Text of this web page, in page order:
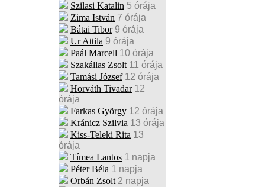
Szilasi Katalin 5 órája
Zima István 7 órája
Bátai Tibor 9 órája
Ur Attila 9 órája
Paál Marcell 10 órája
Szakállas Zsolt 11 órája
Tamási József 12 órája
Horváth Tivadar 12
órája
Farkas György 12 órája
Kránicz Szilvia 13 órája
Kiss-Teleki Rita 13
órája
Tímea Lantos 1 napja
Péter Béla 1 napja
Orbán Zsolt 2 napja